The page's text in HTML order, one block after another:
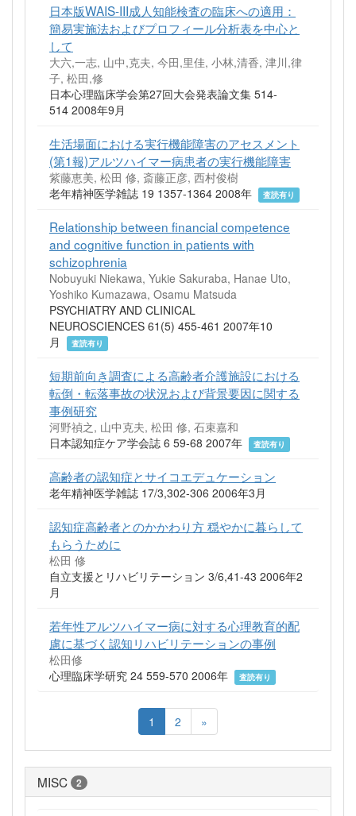
日本版WAIS-III成人知能検査の臨床への適用：
簡易実施法およびプロフィール分析表を中心と
して
大六,一志, 山中,克夫, 今田,里佳, 小林,清香, 津川,律
子, 松田,修
日本心理臨床学会第27回大会発表論文集 514-
514 2008年9月
生活場面における実行機能障害のアセスメント
(第1報)アルツハイマー病患者の実行機能障害
紫藤恵美, 松田 修, 斎藤正彦, 西村俊樹
老年精神医学雑誌 19 1357-1364 2008年
査読有り
Relationship between financial competence
and cognitive function in patients with
schizophrenia
Nobuyuki Niekawa, Yukie Sakuraba, Hanae Uto,
Yoshiko Kumazawa, Osamu Matsuda
PSYCHIATRY AND CLINICAL
NEUROSCIENCES 61(5) 455-461 2007年10
月
査読有り
短期前向き調査による高齢者介護施設における
転倒・転落事故の状況および背景要因に関する
事例研究
河野禎之, 山中克夫, 松田 修, 石束嘉和
日本認知症ケア学会誌 6 59-68 2007年
査読有り
高齢者の認知症とサイコエデュケーション
老年精神医学雑誌 17/3,302-306 2006年3月
認知症高齢者とのかかわり方 穏やかに暮らして
もらうために
松田 修
自立支援とリハビリテーション 3/6,41-43 2006年2
月
若年性アルツハイマー病に対する心理教育的配
慮に基づく認知リハビリテーションの事例
松田修
心理臨床学研究 24 559-570 2006年
査読有り
1 2 »
MISC 2